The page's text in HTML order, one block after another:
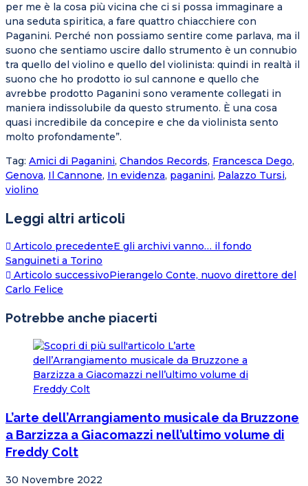
per me è la cosa più vicina che ci si possa immaginare a
una seduta spiritica, a fare quattro chiacchiere con
Paganini. Perché non possiamo sentire come parlava, ma il
suono che sentiamo uscire dallo strumento è un connubio
tra quello del violino e quello del violinista: quindi in realtà il
suono che ho prodotto io sul cannone e quello che
avrebbe prodotto Paganini sono veramente collegati in
maniera indissolubile da questo strumento. È una cosa
quasi incredibile da concepire e che da violinista sento
molto profondamente”.
Tag: Amici di Paganini, Chandos Records, Francesca Dego,
Genova, Il Cannone, In evidenza, paganini, Palazzo Tursi,
violino
Leggi altri articoli
Articolo precedenteE gli archivi vanno… il fondo
Sanguineti a Torino
Articolo successivoPierangelo Conte, nuovo direttore del
Carlo Felice
Potrebbe anche piacerti
L’arte dell’Arrangiamento musicale da Bruzzone
a Barzizza a Giacomazzi nell’ultimo volume di
Freddy Colt
30 Novembre 2022